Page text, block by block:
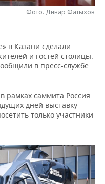
Фото: Динар Фатыхов
в Казани сделали
и гостей столицы.
в пресс-службе
рамках саммита Россия
дней выставку
только участники